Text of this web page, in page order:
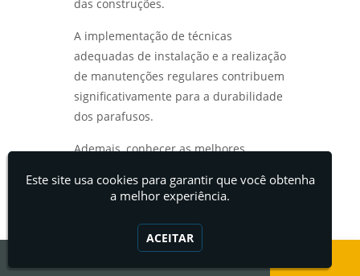
das construções.
A implementação de técnicas
adequadas de instalação e a realização
de manutenções regulares contribuem
significativamente para a durabilidade
dos parafusos.
Ademais, conhecer as melhores
parafusos quebrados permite que
profissionais enfrentem os desafios de
forma eficaz, aumentando a
confiabilidade das estruturas.
Este site usa cookies para garantir que você obtenha
a melhor experiência.
ACEITAR